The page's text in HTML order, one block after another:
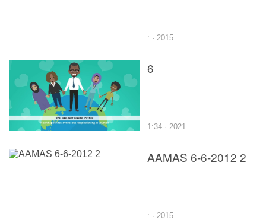
: · 2015
6
1:34 · 2021
AAMAS 6-6-2012 2
: · 2015